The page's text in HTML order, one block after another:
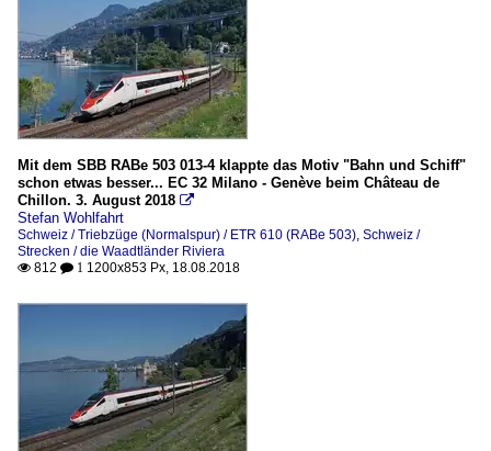
Mit dem SBB RABe 503 013-4 klappte das Motiv "Bahn und Schiff"
schon etwas besser... EC 32 Milano - Genève beim Château de
Chillon. 3. August 2018 
Stefan Wohlfahrt
Schweiz / Triebzüge (Normalspur) / ETR 610 (RABe 503) Schweiz /
Strecken / die Waadtländer Riviera
 812  1 1200x853 Px, 18.08.2018